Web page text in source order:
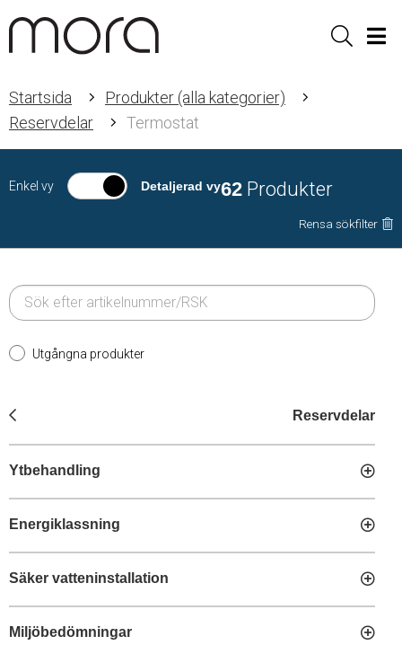
Sök
Startsida
Produkter (alla kategorier)
Reservdelar
Termostat
Enkel vy Detaljerad vy62 Produkter
Rensa sökfilter
Utgångna produkter
Reservdelar
Ytbehandling
Energiklassning
Säker vatteninstallation
Miljöbedömningar